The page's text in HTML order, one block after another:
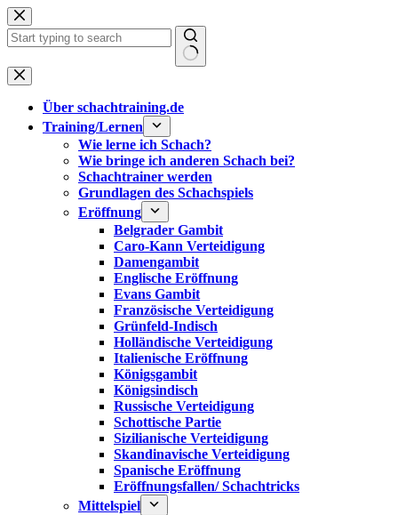
Zum
Inhalt
springen
Keine
Ergebnisse
Über schachtraining.de
Training/Lernen
Wie lerne ich Schach?
Wie bringe ich anderen Schach bei?
Schachtrainer werden
Grundlagen des Schachspiels
Eröffnung
Belgrader Gambit
Caro-Kann Verteidigung
Damengambit
Englische Eröffnung
Evans Gambit
Französische Verteidigung
Grünfeld-Indisch
Holländische Verteidigung
Italienische Eröffnung
Königsgambit
Königsindisch
Russische Verteidigung
Schottische Partie
Sizilianische Verteidigung
Skandinavische Verteidigung
Spanische Eröffnung
Eröffnungsfallen/ Schachtricks
Mittelspiel